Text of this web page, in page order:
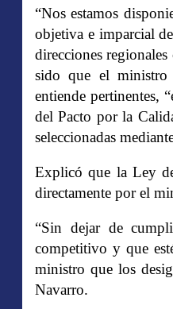
“Nos estamos
objetiva e imparcial
direcciones
sido que el ministro
entiende pertinentes,
del Pacto por la
seleccionadas
Explicó que la Ley
directamente por el
“Sin dejar de
competitivo y que
ministro que los
Navarro.